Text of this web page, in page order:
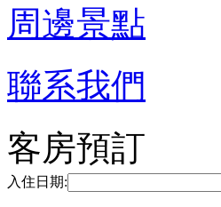
周邊景點
聯系我們
客房預訂
入住日期: